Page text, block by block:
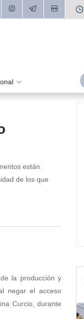
están
de los que
la producción y
negar el acceso
Curcio, durante